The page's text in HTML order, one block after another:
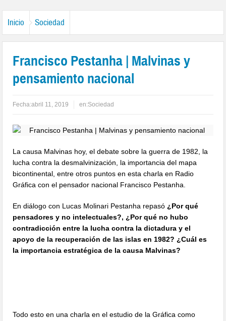
Inicio Sociedad
Francisco Pestanha | Malvinas y
pensamiento nacional
Fecha:abril 11, 2019 en:Sociedad
La causa Malvinas hoy, el debate sobre la guerra de 1982, la
lucha contra la desmalvinización, la importancia del mapa
bicontinental, entre otros puntos en esta charla en Radio
Gráfica con el pensador nacional Francisco Pestanha.
En diálogo con Lucas Molinari Pestanha repasó ¿Por qué
pensadores y no intelectuales?, ¿Por qué no hubo
contradicción entre la lucha contra la dictadura y el
apoyo de la recuperación de las islas en 1982? ¿Cuál es
la importancia estratégica de la causa Malvinas?
Todo esto en una charla en el estudio de la Gráfica como